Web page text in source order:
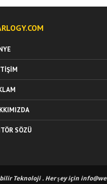
SÖZÜ
Teknoloji . Her şey için